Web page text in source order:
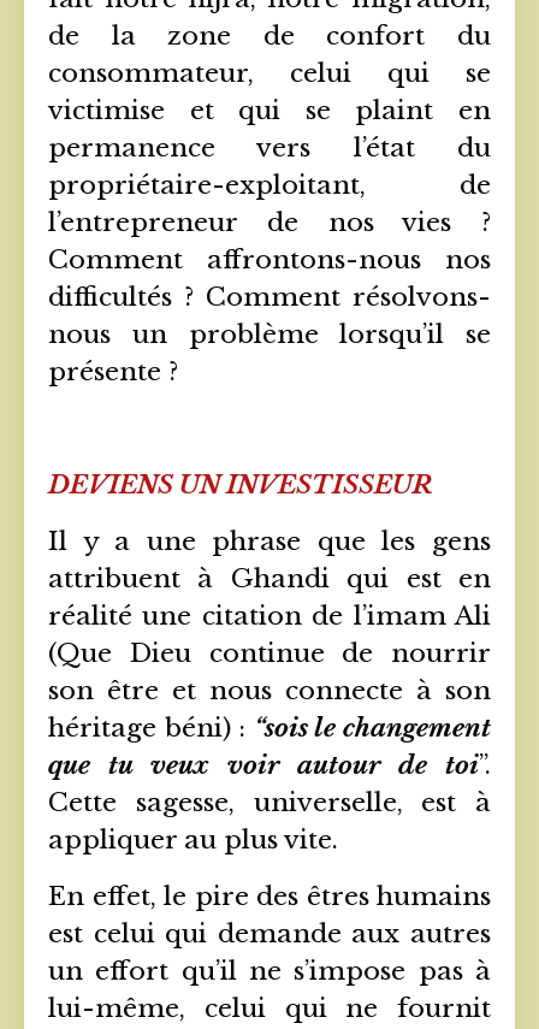
de la zone de confort du
consommateur, celui qui se
victimise et qui se plaint en
permanence vers l’état du
propriétaire-exploitant, de
l’entrepreneur de nos vies ?
Comment affrontons-nous nos
difficultés ? Comment résolvons-
nous un problème lorsqu’il se
présente ?
DEVIENS UN INVESTISSEUR
Il y a une phrase que les gens
attribuent à Ghandi qui est en
réalité une citation de l’imam Ali
(Que Dieu continue de nourrir
son être et nous connecte à son
héritage béni) : “sois le changement
que tu veux voir autour de toi”.
Cette sagesse, universelle, est à
appliquer au plus vite.
En effet, le pire des êtres humains
est celui qui demande aux autres
un effort qu’il ne s’impose pas à
lui-même, celui qui ne fournit